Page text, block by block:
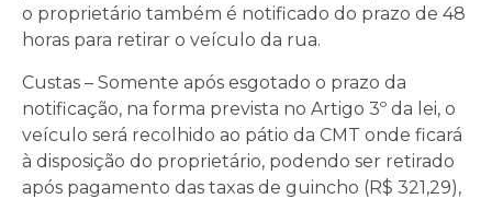
o proprietário também é notificado do prazo de 48
horas para retirar o veículo da rua.
Custas – Somente após esgotado o prazo da
notificação, na forma prevista no Artigo 3º da lei, o
veículo será recolhido ao pátio da CMT onde ficará
à disposição do proprietário, podendo ser retirado
após pagamento das taxas de guincho (R$ 321,29),